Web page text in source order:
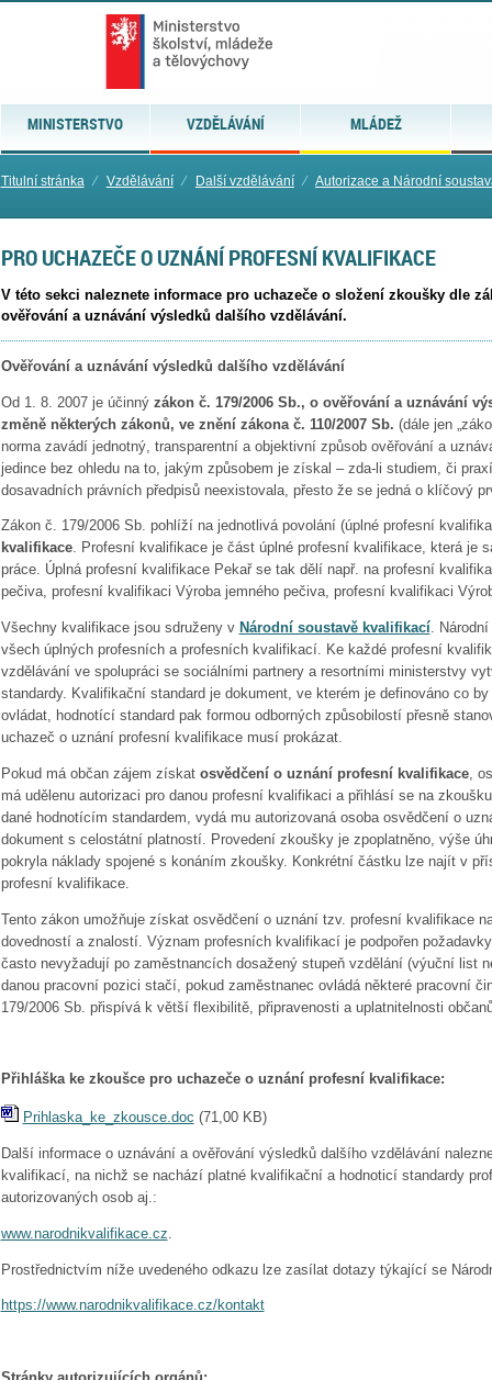
MINISTERSTVO VZDĚLÁVÁNÍ MLÁDEŽ
Titulní stránka ⁄ Vzdělávání ⁄ Další vzdělávání ⁄ Autorizace a Národní
PRO UCHAZEČE O UZNÁNÍ PROFESNÍ KVALIFIKACE
V této sekci naleznete informace pro uchazeče o složení zkoušky dle
ověřování a uznávání výsledků dalšího vzdělávání.
Ověřování a uznávání výsledků dalšího vzdělávání
Od 1. 8. 2007 je účinný zákon č. 179/2006 Sb., o ověřování a uznávání
změně některých zákonů, ve znění zákona č. 110/2007 Sb. (dále jen
norma zavádí jednotný, transparentní a objektivní způsob ověřování a
jedince bez ohledu na to, jakým způsobem je získal – zda-li studiem, či
dosavadních právních předpisů neexistovala, přesto že se jedná o klíčový
Zákon č. 179/2006 Sb. pohlíží na jednotlivá povolání (úplné profesní
kvalifikace. Profesní kvalifikace je část úplné profesní kvalifikace, která je
práce. Úplná profesní kvalifikace Pekař se tak dělí např. na profesní
pečiva, profesní kvalifikaci Výroba jemného pečiva, profesní kvalifikaci
Všechny kvalifikace jsou sdruženy v Národní soustavě kvalifikací.
všech úplných profesních a profesních kvalifikací. Ke každé profesní
vzdělávání ve spolupráci se sociálními partnery a resortními ministerstvy
standardy. Kvalifikační standard je dokument, ve kterém je definováno co
ovládat, hodnotící standard pak formou odborných způsobilostí přesně
uchazeč o uznání profesní kvalifikace musí prokázat.
Pokud má občan zájem získat osvědčení o uznání profesní kvalifikace,
má udělenu autorizaci pro danou profesní kvalifikaci a přihlásí se na
dané hodnotícím standardem, vydá mu autorizovaná osoba osvědčení o
dokument s celostátní platností. Provedení zkoušky je zpoplatněno, výše
pokryla náklady spojené s konáním zkoušky. Konkrétní částku lze najít v
profesní kvalifikace.
Tento zákon umožňuje získat osvědčení o uznání tzv. profesní kvalifikace
dovedností a znalostí. Význam profesních kvalifikací je podpořen
často nevyžadují po zaměstnancích dosažený stupeň vzdělání (výuční list
danou pracovní pozici stačí, pokud zaměstnanec ovládá některé pracovní
179/2006 Sb. přispívá k větší flexibilitě, připravenosti a uplatnitelnosti
Přihláška ke zkoušce pro uchazeče o uznání profesní kvalifikace:
Prihlaska_ke_zkousce.doc (71,00 KB)
Další informace o uznávání a ověřování výsledků dalšího vzdělávání
kvalifikací, na nichž se nachází platné kvalifikační a hodnoticí standardy
autorizovaných osob aj.:
www.narodnikvalifikace.cz
Prostřednictvím níže uvedeného odkazu lze zasílat dotazy týkající se
https://www.narodnikvalifikace.cz/kontakt